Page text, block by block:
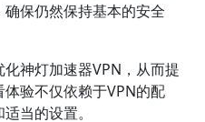
保仍然保持基本的安全
神灯加速器VPN，从而提
验不仅依赖于VPN的配
当的设置。